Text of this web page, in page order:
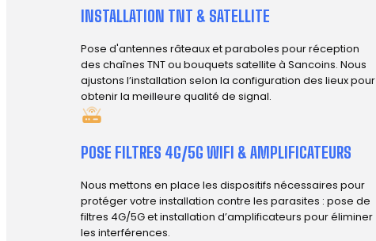
INSTALLATION TNT & SATELLITE
Pose d'antennes râteaux et paraboles pour réception
des chaînes TNT ou bouquets satellite à Sancoins. Nous
ajustons l’installation selon la configuration des lieux pour
obtenir la meilleure qualité de signal.
POSE FILTRES 4G/5G WIFI & AMPLIFICATEURS
Nous mettons en place les dispositifs nécessaires pour
protéger votre installation contre les parasites : pose de
filtres 4G/5G et installation d’amplificateurs pour éliminer
les interférences.